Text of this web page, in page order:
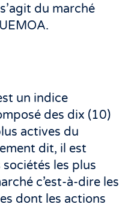
du marché
un indice
des dix (10)
actives du
dit, il est
les plus
c’est-à-dire les
dont les actions